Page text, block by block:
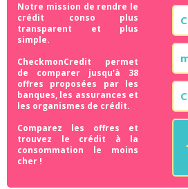
Notre mission de rendre le
crédit conso plus
transparent et plus
simple.
CheckmonCredit permet
de comparer jusqu'à 38
offres proposées par les
banques, les assurances et
les organismes de crédit.
Comparez les offres et
trouvez le crédit à la
consommation le moins
cher !